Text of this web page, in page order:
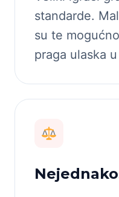
standarde.
su te
praga ulaska